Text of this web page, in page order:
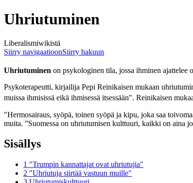
Uhriutuminen
Liberalismiwikistä
Siirry navigaatioonSiirry hakuun
Uhriutuminen on psykologinen tila, jossa ihminen ajattelee
Psykoterapeutti, kirjailija Pepi Reinikaisen mukaan
muissa ihmisissä eikä ihmisessä itsessään". Reinikaisen
"Hermosairaus, syöpä, toinen syöpä ja kipu, joka saa
muita. ”Suomessa on uhriutumisen kulttuuri, kaikki on aina
Sisällys
1 "Trumpin kannattajat ovat uhriutujia"
2 "Uhriutuja siirtää vastuun muille"